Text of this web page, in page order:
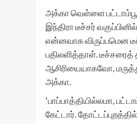
அக்கா வெள்ளை
இந்திரா டீச்சர்
என்னவாக விருப்பமென
பதிலளித்தாள். டீச்சரைத்
ஆசிரியையாகவோ,
அக்கா.
‘பாப்பாத்தியில்லமா,
கேட்டார்.